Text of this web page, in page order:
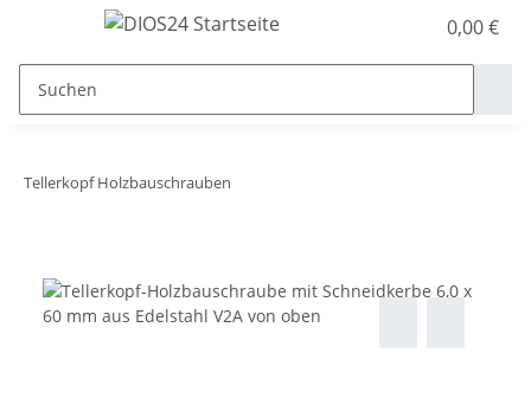
0,00 €
Tellerkopf Holzbauschrauben